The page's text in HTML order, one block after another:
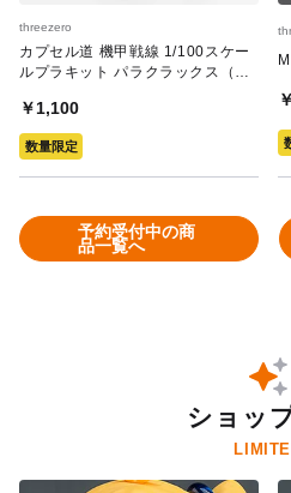
threezero
カプセル道 機甲戦線 1/100スケー
ルプラキット パラクラックス（ス
￥1,100
数量限定
予約受付中の商
品一覧へ
ショッ